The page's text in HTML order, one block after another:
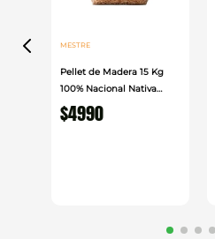
MESTRE
Pellet de Madera 15 Kg
100% Nacional Nativa
Mestre
$4990